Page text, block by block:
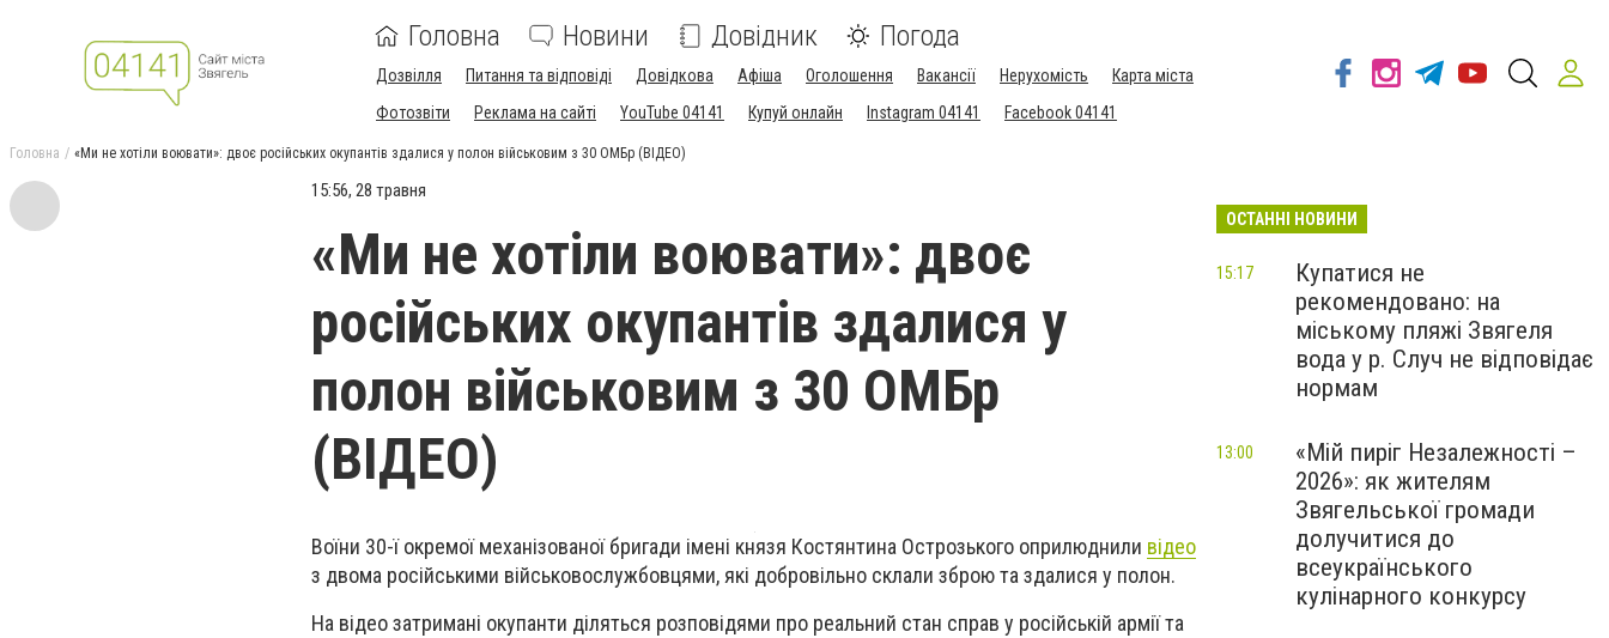
Головна Новини Довідник Погода
Дозвілля Питання та відповіді Довідкова Афіша Оголошення Вакансії Нерухомість
Карта міста
Фотозвіти
Реклама на сайті YouTube 04141 Купуй онлайн Instagram 04141 Facebook 04141
Головна «Ми не хотіли воювати»: двоє російських окупантів здалися у полон військовим з 30 ОМБр (ВІДЕО)
15:56, 28 травня
«Ми не хотіли воювати»: двоє
російських окупантів здалися у
полон військовим з 30 ОМБр
(ВІДЕО)
Воїни 30-ї окремої механізованої бригади імені князя Костянтина Острозького оприлюднили відео
з двома російськими військовослужбовцями, які добровільно склали зброю та здалися у полон.
На відео затримані окупанти діляться розповідями про реальний стан справ у російській армії та
ОСТАННІ НОВИНИ
Купатися не
рекомендовано: на
міському пляжі Звягеля
вода у р. Случ не відповідає
нормам
15:17
«Мій пиріг Незалежності –
2026»: як жителям
Звягельської громади
долучитися до
всеукраїнського
кулінарного конкурсу
13:00